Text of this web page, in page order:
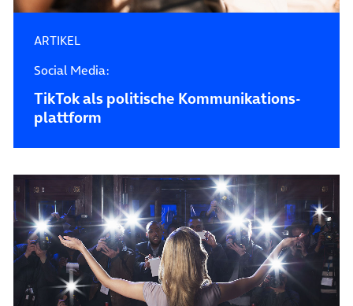
ARTIKEL
Social Media:
TikTok als politische Kommunikations­
plattform